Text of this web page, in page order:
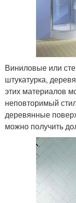
Виниловые или
штукатурка,
этих материалов
неповторимый
деревянные
можно получить